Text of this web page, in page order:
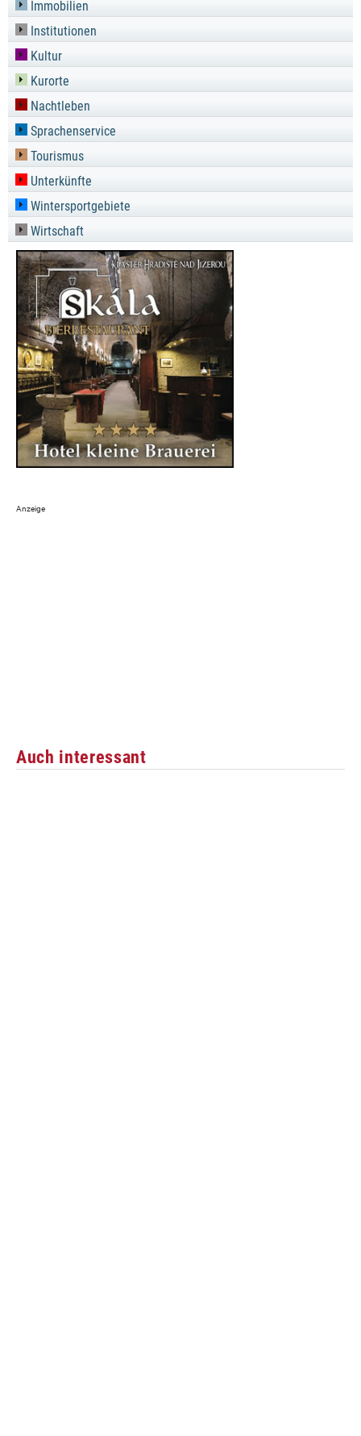
Immobilien
Institutionen
Kultur
Kurorte
Nachtleben
Sprachenservice
Tourismus
Unterkünfte
Wintersportgebiete
Wirtschaft
Auch interessant